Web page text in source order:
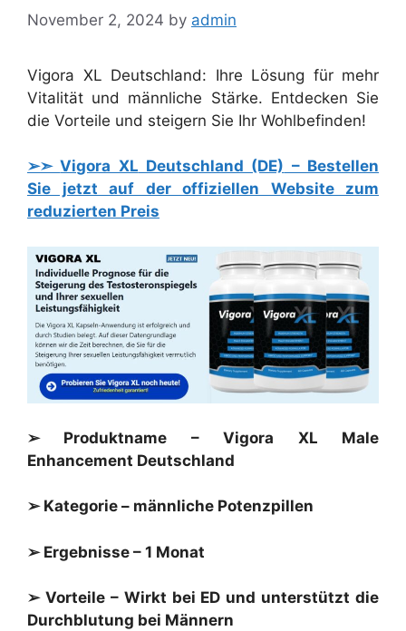
November 2, 2024 by admin
Vigora XL Deutschland: Ihre Lösung für mehr
Vitalität und männliche Stärke. Entdecken Sie
die Vorteile und steigern Sie Ihr Wohlbefinden!
➢➣Vigora XL Deutschland (DE) – Bestellen
Sie jetzt auf der offiziellen Website zum
reduzierten Preis
➢ Produktname –Vigora XL Male
Enhancement Deutschland
➢ Kategorie – männliche Potenzpillen
➢ Ergebnisse – 1 Monat
➢ Vorteile – Wirkt bei ED und unterstützt die
Durchblutung bei Männern